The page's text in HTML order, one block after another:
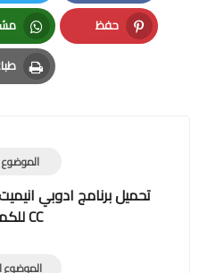
Facebook
حفظ
Pinterest
الموضوع
CC للكمبيوتر
الموضوع